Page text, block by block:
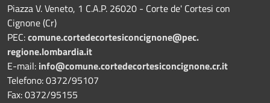
Piazza V. Veneto, 1 C.A.P. 26020 - Corte de' Cortesi con
Cignone (Cr)
PEC:comune.cortedecortesiconcignone@pec.
regione.lombardia.it
E-mail: info@comune.cortedecortesiconcignone.cr.it
Telefono: 0372/95107
Fax: 0372/95155